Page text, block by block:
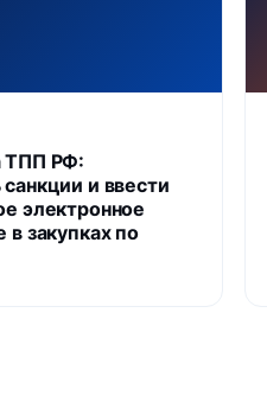
ТПП РФ:
и ввести
электронное
в закупках по